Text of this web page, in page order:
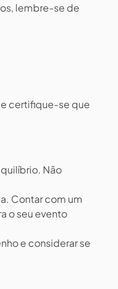
lembre-se de
e certifique-se que
Não
Contar com um
o seu evento
e considerar se